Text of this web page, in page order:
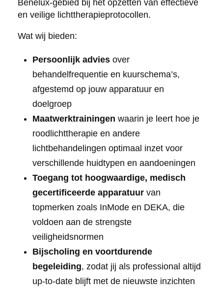
Benelux-gebied bij het opzetten van effectieve
en veilige lichttherapieprotocollen.
Wat wij bieden:
Persoonlijk adviesover
behandelfrequentie en kuurschema’s,
afgestemd op jouw apparatuur en
doelgroep
Maatwerktrainingen waarin je leert hoe je
roodlichttherapie en andere
lichtbehandelingen optimaal inzet voor
verschillende huidtypen en aandoeningen
Toegang tot hoogwaardige, medisch
gecertificeerde apparatuurvan
topmerken zoals InMode en DEKA, die
voldoen aan de strengste
veiligheidsnormen
Bijscholing en voortdurende
begeleiding, zodat jij als professional altijd
up-to-date blijft met de nieuwste inzichten